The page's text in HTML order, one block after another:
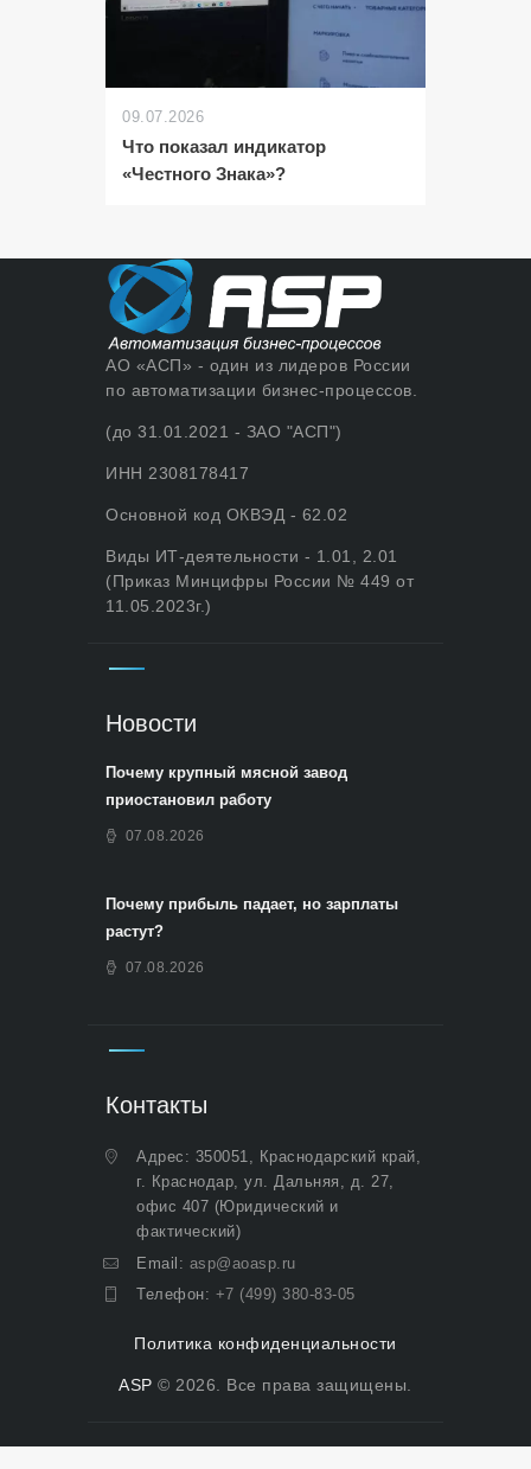
09.07.2026
Что показал индикатор
«Честного Знака»?
АО «АСП» - один из лидеров России
по автоматизации бизнес-процессов.
(до 31.01.2021 - ЗАО "АСП")
ИНН 2308178417
Основной код ОКВЭД - 62.02
Виды ИТ-деятельности - 1.01, 2.01
(Приказ Минцифры России № 449 от
11.05.2023г.)
Новости
Почему крупный мясной завод
приостановил работу
07.08.2026
Почему прибыль падает, но зарплаты
растут?
07.08.2026
Контакты
Адрес: 350051, Краснодарский край,
г. Краснодар, ул. Дальняя, д. 27,
офис 407 (Юридический и
фактический)
Email: asp@aoasp.ru
Телефон: +7 (499) 380-83-05
Политика конфиденциальности
ASP © 2026. Все права защищены.